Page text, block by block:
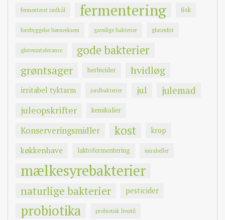
fermenteret rødkål fermentering fisk
forebyggelse børneeksem gavnlige bakterier glutenfrit
glutenintolerance gode bakterier
grøntsager herbicider hvidløg
irritabel tyktarm jordbakterier jul julemad
juleopskrifter kemikalier
Konserveringsmidler kost krop
køkkenhave laktofermentering mirabeller
mælkesyrebakterier
naturlige bakterier pesticider
probiotika probiotisk livsstil